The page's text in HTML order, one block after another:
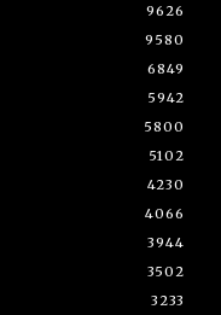
9626
9580
6849
5942
5800
5102
4230
4066
3944
3502
3233